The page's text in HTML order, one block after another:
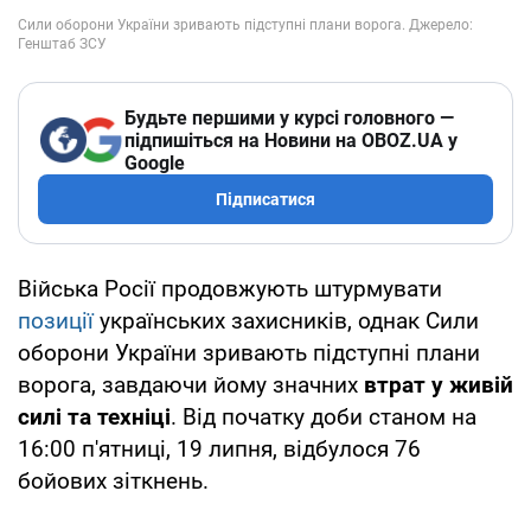
Будьте першими у курсі головного —
підпишіться на Новини на OBOZ.UA у
Google
Підписатися
Війська Росії продовжують штурмувати
позиціїукраїнських захисників, однак Сили
оборони України зривають підступні плани
ворога, завдаючи йому значних втрат у живій
силі та техніці. Від початку доби станом на
16:00 п'ятниці, 19 липня, відбулося 76
бойових зіткнень.